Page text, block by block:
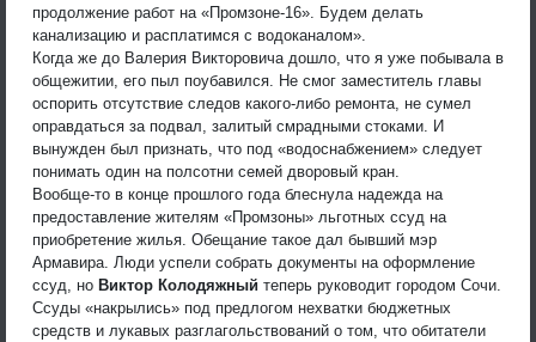
продолжение работ на «Промзоне-16». Будем делать
канализацию и расплатимся с водоканалом».
Когда же до Валерия Викторовича дошло, что я уже побывала в
общежитии, его пыл поубавился. Не смог заместитель главы
оспорить отсутствие следов какого-либо ремонта, не сумел
оправдаться за подвал, залитый смрадными стоками. И
вынужден был признать, что под «водоснабжением» следует
понимать один на полсотни семей дворовый кран.
Вообще-то в конце прошлого года блеснула надежда на
предоставление жителям «Промзоны» льготных ссуд на
приобретение жилья. Обещание такое дал бывший мэр
Армавира. Люди успели собрать документы на оформление
ссуд, но Виктор Колодяжный теперь руководит городом Сочи.
Ссуды «накрылись» под предлогом нехватки бюджетных
средств и лукавых разглагольствований о том, что обитатели